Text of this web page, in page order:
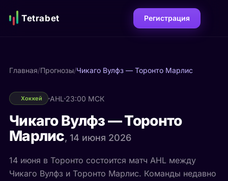
Tetrabet Регистрация
Главная/Прогнозы/Чикаго Вулфз — Торонто Марлис
Хоккей AHL 23:00 МСК
Чикаго Вулфз — Торонто
Марлис, 14 июня 2026
14 июня в Торонто состоится матч AHL между
Чикаго Вулфз и Торонто Марлис. Команды недавно